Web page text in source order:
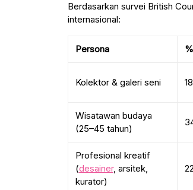
Berdasarkan survei British
internasional:
Persona
Kolektor & galeri seni
Wisatawan budaya
(25–45 tahun)
Profesional kreatif
(desainer, arsitek,
kurator)